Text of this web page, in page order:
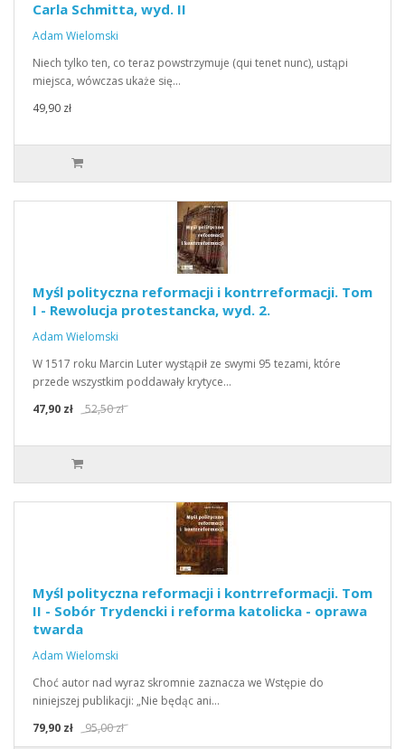
Carla Schmitta, wyd. II
Adam Wielomski
Niech tylko ten, co teraz powstrzymuje (qui tenet nunc), ustąpi
miejsca, wówczas ukaże się…
49,90 zł
Myśl polityczna reformacji i kontrreformacji. Tom
I - Rewolucja protestancka, wyd. 2.
Adam Wielomski
W 1517 roku Marcin Luter wystąpił ze swymi 95 tezami, które
przede wszystkim poddawały krytyce…
47,90 zł
52,50 zł
Myśl polityczna reformacji i kontrreformacji. Tom
II - Sobór Trydencki i reforma katolicka - oprawa
twarda
Adam Wielomski
Choć autor nad wyraz skromnie zaznacza we Wstępie do
niniejszej publikacji: „Nie będąc ani…
79,90 zł
95,00 zł